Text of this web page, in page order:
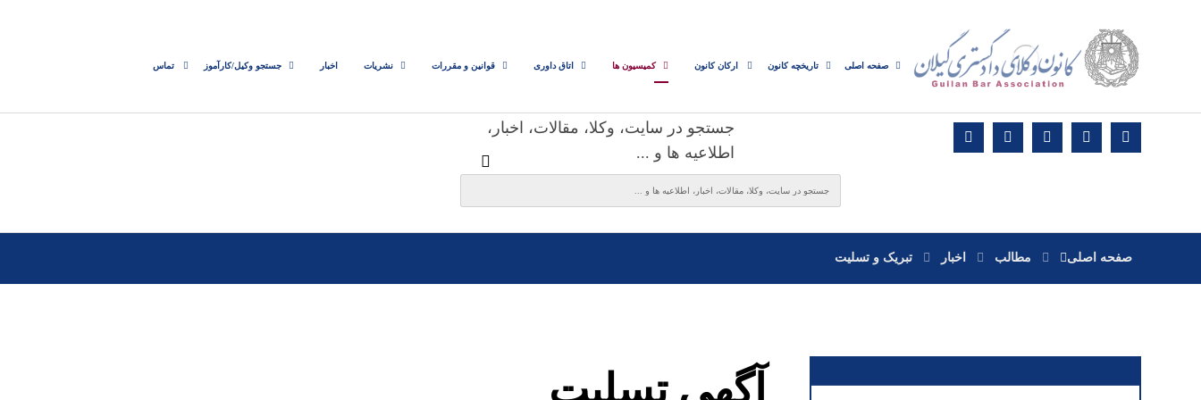
صفحه اصلی تاریخچه کانون ارکان کانون کمیسیون ها اتاق داوری قوانین و مقررات نشریات اخبار جستجو وکیل/کارآموز تماس
جستجو در سایت، وکلا، مقالات، اخبار،
اطلاعیه ها و ...
صفحه اصلی مطالب اخبار تبریک و تسلیت
آگهی تسلیت